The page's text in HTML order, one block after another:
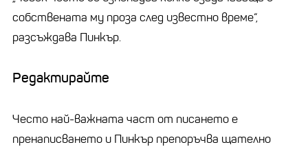
собствената му проза след известно време“,
разсъждава Пинкър.
Редактирайте
Често най-важната част от писането е
пренаписването и Пинкър препоръчва щателно